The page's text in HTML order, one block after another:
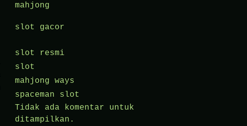
mahjong
slot gacor
slot resmi
slot
mahjong ways
spaceman slot
Tidak ada komentar untuk
ditampilkan.